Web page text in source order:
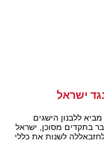
ישראל
ללבנון הישגים
בתקדים מסוכן, ישראל
לשנות את כללי